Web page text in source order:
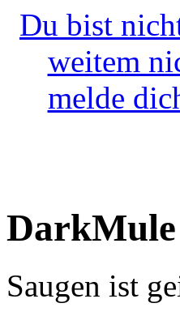
Du bist
weitem
melde
DarkMule
Saugen ist